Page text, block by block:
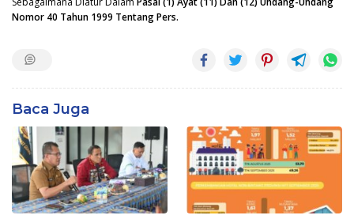
Nomor 40 Tahun 1999 Tentang Pers.
Baca Juga